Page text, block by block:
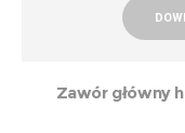
Zawór główny